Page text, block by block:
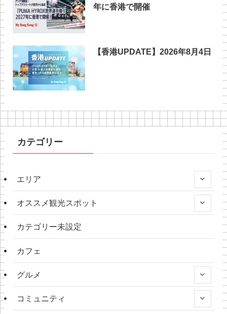
年に香港で開催
【香港UPDATE】2026年8月4日
カテゴリー
エリア
オススメ観光スポット
カテゴリー未設定
カフェ
グルメ
コミュニティ